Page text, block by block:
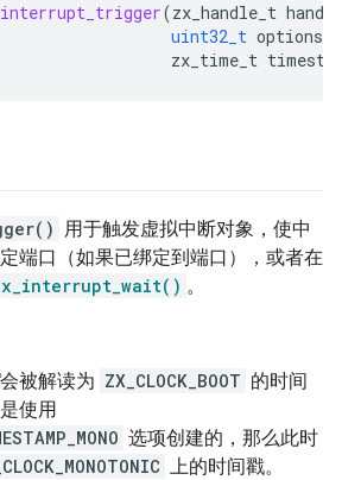
(zx_handle_t handle
uint32_t options
zx_time_t
用于触发虚拟中断对象，使中
端口（如果已绑定到端口），或者在
。
会被解读为 ZX_CLOCK_BOOT 的时间
使用
选项创建的，那么此时
上的时间戳。